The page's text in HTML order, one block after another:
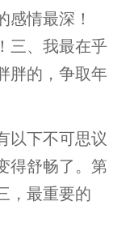
感情最深！
三、我最在乎
胖的，争取年
以下不可思议
得舒畅了。第
，最重要的